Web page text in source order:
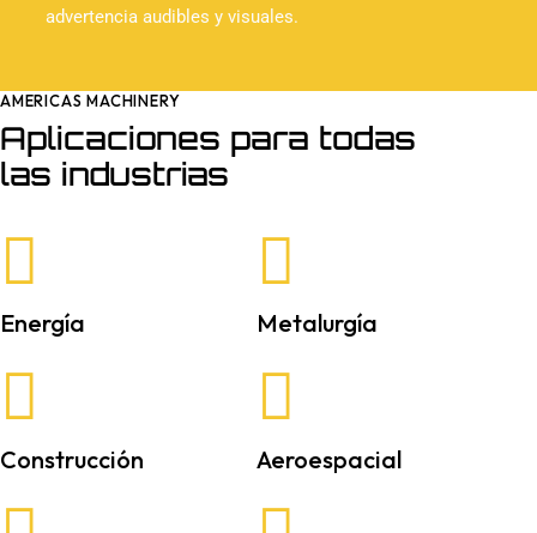
advertencia audibles y visuales.
AMERICAS MACHINERY
Aplicaciones para todas
las industrias
Energía Metalurgía
Construcción Aeroespacial